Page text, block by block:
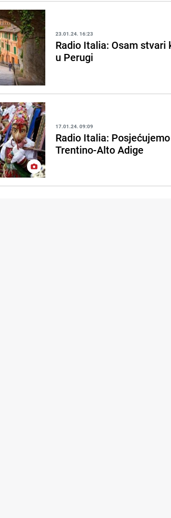
23.01.24. 16:23
Radio Italia: Osam
u Perugi
17.01.24. 09:09
Radio Italia:
Trentino-Alto Adige